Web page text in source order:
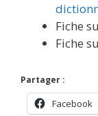
Fiche
Fiche
Partager :
Facebook